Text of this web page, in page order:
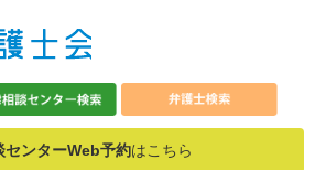
センターWeb予約はこちら